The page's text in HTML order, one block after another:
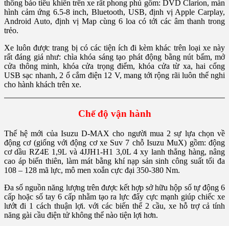
thông báo tiêu khiển trên xe rất phong phú gồm: DVD Clarion, màn
hình cảm ứng 6.5-8 inch, Bluetooth, USB, định vị Apple Carplay,
Android Auto, định vị Map cùng 6 loa có tới các âm thanh trong
trẻo.
Xe luôn được trang bị có các tiện ích đi kèm khác trên loại xe này
rất đáng giá như: chìa khóa sáng tạo phát động bằng nút bấm, mở
cửa thông minh, khóa cửa trọng điểm, khóa cửa từ xa, hai cổng
USB sạc nhanh, 2 ổ cắm điện 12 V, mang tới rộng rãi luôn thể nghi
cho hành khách trên xe.
Chế độ vận hành
Thế hệ mới của Isuzu D-MAX cho người mua 2 sự lựa chọn về
động cơ (giống với động cơ xe Suv 7 chỗ Isuzu MuX) gồm: động
cơ dầu RZ4E 1,9L và 4JJH1-H1 3,0L 4 xy lanh thẳng hàng, nâng
cao áp biến thiên, làm mát bằng khí nạp sản sinh công suất tối đa
108 – 128 mã lực, mô men xoắn cực đại 350-380 Nm.
Đa số nguồn năng lượng trên được kết hợp sở hữu hộp số tự động 6
cấp hoặc số tay 6 cấp nhằm tạo ra lực đẩy cực mạnh giúp chiếc xe
lướt đi 1 cách thuận lợi. với các biến thể 2 cầu, xe hỗ trợ cả tính
năng gài cầu điện tử không thể nào tiện lợi hơn.